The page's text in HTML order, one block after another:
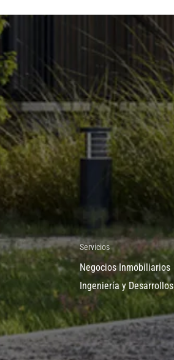
Servicios
Negocios Inmobiliarios
Ingeniería y Desarrollos